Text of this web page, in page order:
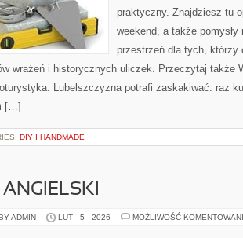
praktyczny. Znajdziesz tu
weekend, a także
przestrzeń dla tych, którzy
wrażeń i historycznych uliczek. Przeczytaj także
Lubelszczyzna potrafi zaskakiwać: raz
[…]
DIY I HANDMADE
ADMIN LUT - 5 - 2026 MOŻLIWOŚĆ